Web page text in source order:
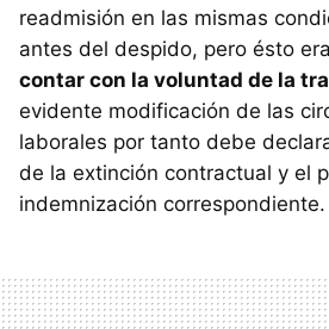
readmisión en las mismas
antes del despido, pero ésto
contar con la voluntad de la
evidente modificación de las
laborales por tanto debe
de la extinción contractual y el
indemnización correspondiente.